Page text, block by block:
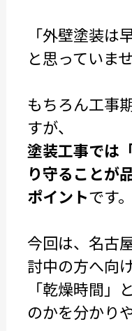
「外壁塗装は
と思っていま
もちろん工事
すが、
塗装工事では
り守ることが
ポイントです。
今回は、名古
討中の方へ向け
「乾燥時間」
のかを分かり